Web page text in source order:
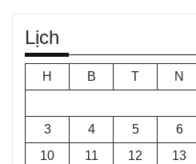
Lịch
H B T N
3
4 5 6
10
11 12 13